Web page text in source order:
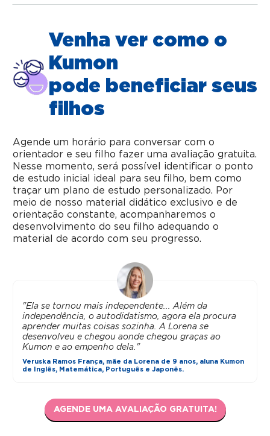
Venha ver como o
Kumon
pode beneficiar seus
filhos
Agende um horário para conversar com o
orientador e seu filho fazer uma avaliação gratuita.
Nesse momento, será possível identificar o ponto
de estudo inicial ideal para seu filho, bem como
traçar um plano de estudo personalizado. Por
meio de nosso material didático exclusivo e de
orientação constante, acompanharemos o
desenvolvimento do seu filho adequando o
material de acordo com seu progresso.
"Ela se tornou mais independente... Além da
independência, o autodidatismo, agora ela procura
aprender muitas coisas sozinha. A Lorena se
desenvolveu e chegou aonde chegou graças ao
Kumon e ao empenho dela."
Veruska Ramos França, mãe da Lorena de 9 anos, aluna Kumon
de Inglês, Matemática, Português e Japonês.
AGENDE UMA AVALIAÇÃO GRATUITA!